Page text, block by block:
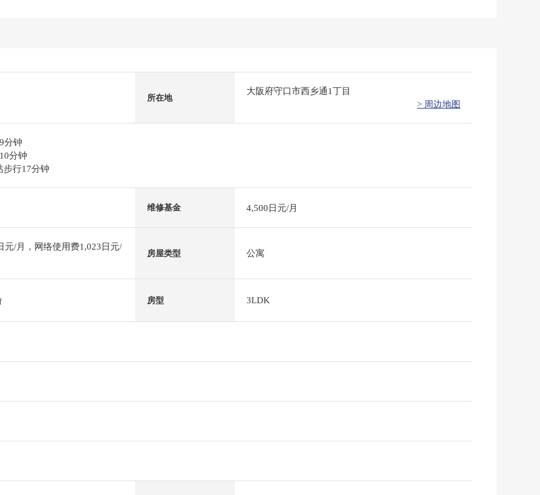
所在地
大阪府守口市西乡通1丁目
> 周边地图
分钟
分钟
步行17分钟
维修基金 4,500日元/月
元/月，网络使用费1,023日元/
房屋类型 公寓
房型 3LDK